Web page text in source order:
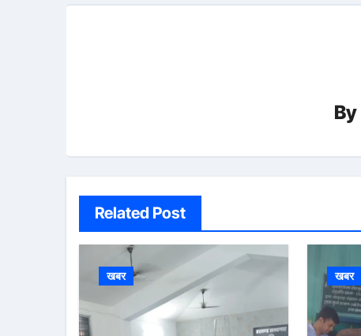
By
Related Post
खबर खबर